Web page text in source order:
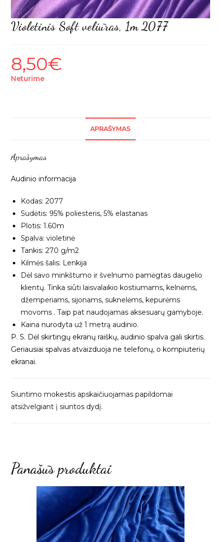
Violetinis Soft veliūras, 1m 2077
8,50€
Neturime
APRAŠYMAS
Aprašymas
Audinio informacija
Kodas: 2077
Sudėtis: 95% poliesteris, 5% elastanas
Plotis: 1.60m
Spalva: violetinė
Tankis: 270 g/m2
Kilmės šalis: Lenkija
Dėl savo minkštumo ir švelnumo pamėgtas daugelio
klientų. Tinka siūti laisvalaikio kostiumams, kelnėms,
džemperiams, sijonams, suknelėms, kepurėms
movoms . Taip pat naudojamas aksesuarų gamyboje.
Kaina nurodyta už 1 metrą audinio.
P. S. Dėl skirtingų ekranų raiškų, audinio spalva gali skirtis.
Geriausiai spalvas atvaizduoja ne telefonų, o kompiuterių
ekranai.
Siuntimo mokestis apskaičiuojamas papildomai
atsižvelgiant į siuntos dydį.
Panašūs produktai